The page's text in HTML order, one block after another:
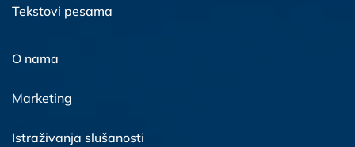
Tekstovi pesama
O nama
Marketing
Istraživanja slušanosti